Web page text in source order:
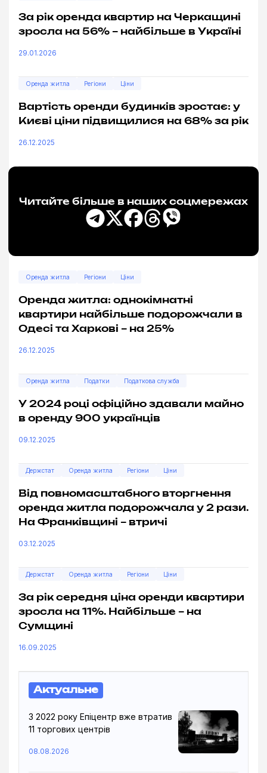
За рік оренда квартир на Черкащині
зросла на 56% – найбільше в Україні
29.01.2026
Оренда житла Регіони Ціни
Вартість оренди будинків зростає: у
Києві ціни підвищилися на 68% за рік
26.12.2025
Читайте більше в наших соцмережах
Оренда житла Регіони Ціни
Оренда житла: однокімнатні
квартири найбільше подорожчали в
Одесі та Харкові – на 25%
26.12.2025
Оренда житла Податки Податкова служба
У 2024 році офіційно здавали майно
в оренду 900 українців
09.12.2025
Держстат Оренда житла Регіони Ціни
Від повномасштабного вторгнення
оренда житла подорожчала у 2 рази.
На Франківщині – втричі
03.12.2025
Держстат Оренда житла Регіони Ціни
За рік середня ціна оренди квартири
зросла на 11%. Найбільше – на
Сумщині
16.09.2025
Актуальне
З 2022 року Епіцентр вже втратив
11 торгових центрів
08.08.2026